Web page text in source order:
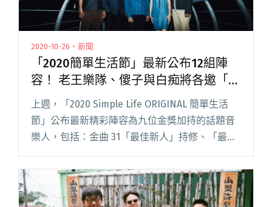
2020-10-26・新聞
「2020簡單生活節」最新公布12組陣
容！ 老王樂隊、傻子與白痴將各邀「神
秘嘉賓」共演
上週，「2020 Simple Life ORIGINAL 簡單生活
節」公布最新精彩陣容為九位金獎加持的話題音
樂人，包括：金曲 31「最佳新人」持修、「最佳
作曲人」余佩真、「最佳演唱組合」Chick en
Chicks，以及入圍過金曲的告五閱讀全文
"「2020簡單生活節」最新公布12組陣容！ 老王
樂隊、傻子與白痴將各邀「神秘嘉賓」共演"